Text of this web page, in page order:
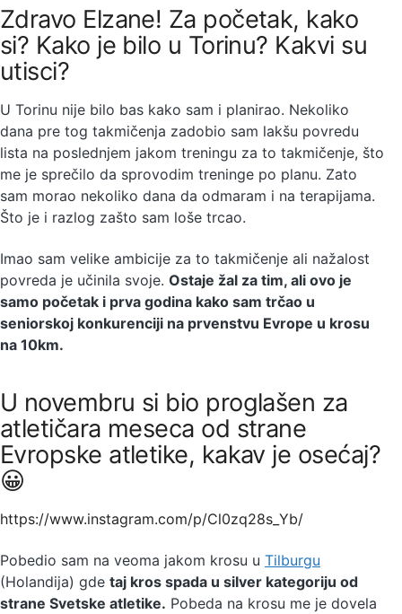
Zdravo Elzane! Za početak, kako
si? Kako je bilo u Torinu? Kakvi su
utisci?
U Torinu nije bilo bas kako sam i planirao. Nekoliko
dana pre tog takmičenja zadobio sam lakšu povredu
lista na poslednjem jakom treningu za to takmičenje, što
me je sprečilo da sprovodim treninge po planu. Zato
sam morao nekoliko dana da odmaram i na terapijama.
Što je i razlog zašto sam loše trcao.
Imao sam velike ambicije za to takmičenje ali nažalost
povreda je učinila svoje. Ostaje žal za tim, ali ovo je
samo početak i prva godina kako sam trčao u
seniorskoj konkurenciji na prvenstvu Evrope u krosu
na 10km.
U novembru si bio proglašen za
atletičara meseca od strane
Evropske atletike, kakav je osećaj?
😀
https://www.instagram.com/p/Cl0zq28s_Yb/
Pobedio sam na veoma jakom krosu u Tilburgu
(Holandija) gde taj kros spada u silver kategoriju od
strane Svetske atletike. Pobeda na krosu me je dovela